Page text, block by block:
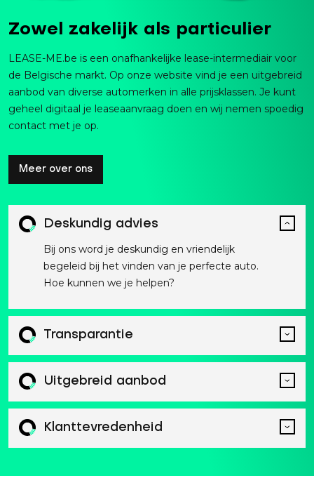
Zowel zakelijk als particulier
LEASE-ME.be is een onafhankelijke lease-intermediair voor
de Belgische markt. Op onze website vind je een uitgebreid
aanbod van diverse automerken in alle prijsklassen. Je kunt
geheel digitaal je leaseaanvraag doen en wij nemen spoedig
contact met je op.
Meer over ons
Deskundig advies
Bij ons word je deskundig en vriendelijk
begeleid bij het vinden van je perfecte auto.
Hoe kunnen we je helpen?
Transparantie
Uitgebreid aanbod
Klanttevredenheid